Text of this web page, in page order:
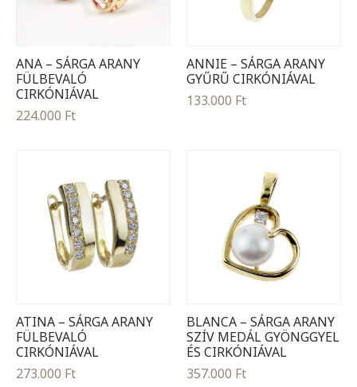
ANA – SÁRGA ARANY
FÜLBEVALÓ
CIRKÓNIÁVAL
224.000 Ft
ANNIE – SÁRGA ARANY
GYŰRŰ CIRKÓNIÁVAL
133.000 Ft
ATINA – SÁRGA ARANY
FÜLBEVALÓ
CIRKÓNIÁVAL
273.000 Ft
BLANCA – SÁRGA ARANY
SZÍV MEDÁL GYÖNGGYEL
ÉS CIRKÓNIÁVAL
357.000 Ft